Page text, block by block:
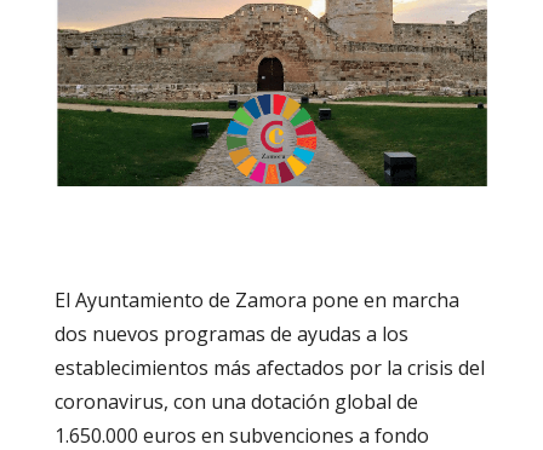
El Ayuntamiento de Zamora pone en marcha
dos nuevos programas de ayudas a los
establecimientos más afectados por la crisis del
coronavirus, con una dotación global de
1.650.000 euros en subvenciones a fondo